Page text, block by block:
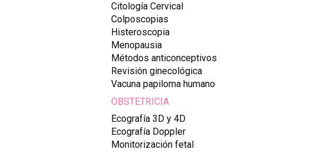
Citología Cervical
Colposcopias
Histeroscopia
Menopausia
Métodos anticonceptivos
Revisión ginecológica
Vacuna papiloma humano
OBSTETRICIA
Ecografía 3D y 4D
Ecografía Doppler
Monitorización fetal